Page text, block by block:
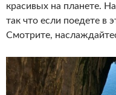
красивых на планете.
так что если поедете в
Смотрите,